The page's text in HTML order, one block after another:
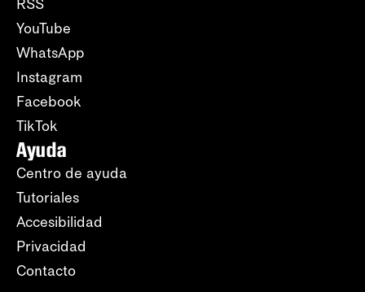
RSS
YouTube
WhatsApp
Instagram
Facebook
TikTok
Ayuda
Centro de ayuda
Tutoriales
Accesibilidad
Privacidad
Contacto